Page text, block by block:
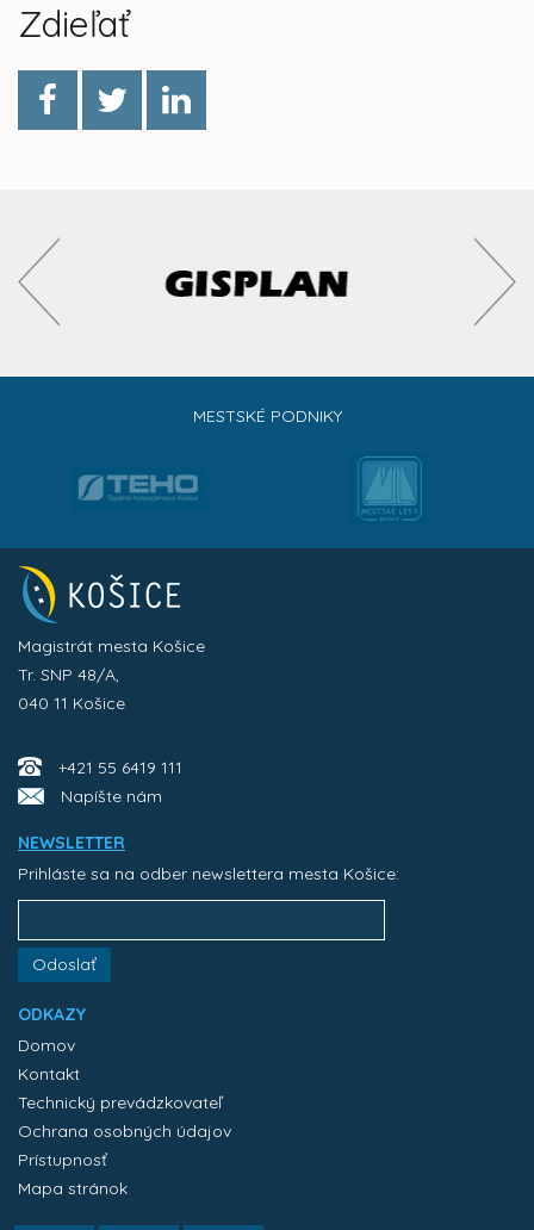
Zdieľať
MESTSKÉ PODNIKY
Magistrát mesta Košice
Tr. SNP 48/A,
040 11 Košice
+421 55 6419 111
Napíšte nám
NEWSLETTER
Prihláste sa na odber newslettera mesta Košice:
Odoslať
ODKAZY
Domov
Kontakt
Technický prevádzkovateľ
Ochrana osobných údajov
Prístupnosť
Mapa stránok